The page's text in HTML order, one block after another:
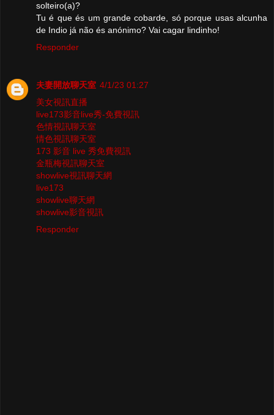
solteiro(a)?
Tu é que és um grande cobarde, só porque usas alcunha
de Indio já não és anónimo? Vai cagar lindinho!
Responder
夫妻開放聊天室 4/1/23 01:27
美女視訊直播
live173影音live秀-免費視訊
色情視訊聊天室
情色視訊聊天室
173 影音 live 秀免費視訊
金瓶梅視訊聊天室
showlive視訊聊天網
live173
showlive聊天網
showlive影音視訊
Responder